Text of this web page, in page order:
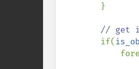
// get
if(